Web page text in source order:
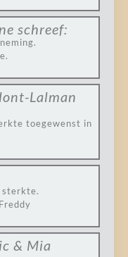
schreef:
Lalman
toegewenst in
sterkte.
& Mia